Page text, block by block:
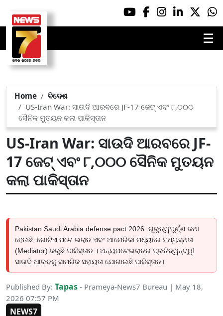
☰
Home
ବିଦେଶ
US-Iran War: ସାଉଦି ଆରବରେ JF-17 ଜେଟ୍‌ ଏବଂ ୮,୦୦୦
ସୈନିକ ମୁତୟନ କଲା ପାକିସ୍ତାନ
US-Iran War: ସାଉଦି ଆରବରେ JF-
17 ଜେଟ୍‌ ଏବଂ ୮,୦୦୦ ସୈନିକ ମୁତୟନ
କଲା ପାକିସ୍ତାନ
Pakistan Saudi Arabia defense pact 2026: ଗୁରୁତ୍ୱପୂର୍ଣ୍ଣ କଥା
ହେଉଛି, ଗୋଟିଏ ପଟେ ଇରାନ ଏବଂ ଆମେରିକା ମଧ୍ୟରେ ମଧ୍ୟସ୍ଥତା
(Mediator) କରୁଛି ପାକିସ୍ତାନ । ଅନ୍ୟପଟେଇରାନର ପ୍ରତିଦ୍ୱନ୍ଦ୍ୱୀ
ସାଉଦି ଆରବକୁ ସାମରିକ ସହାୟତା ଯୋଗାଇଛି ପାକିସ୍ତାନ।
Published By: Tapas - Prameya-News7 Bureau | May 18,
2026 07:57 PM
NEWS7